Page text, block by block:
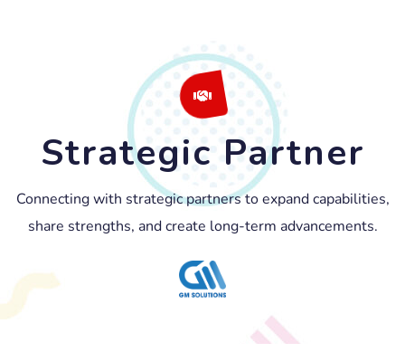
Strategic Partner
Connecting with strategic partners to expand capabilities,
share strengths, and create long-term advancements.